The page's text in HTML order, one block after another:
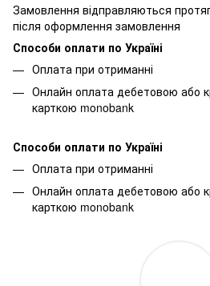
Замовлення відправляються
після оформлення замовлення
Способи оплати по Україні
Оплата при отриманні
Онлайн оплата дебетовою або
карткою monobank
Способи оплати по Україні
Оплата при отриманні
Онлайн оплата дебетовою або
карткою monobank